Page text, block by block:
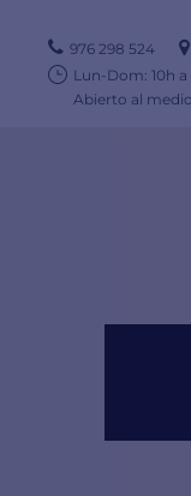
976 298 524
Lun-Dom: 10h a
Abierto al